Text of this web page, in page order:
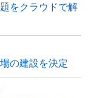
をクラウドで解
の建設を決定